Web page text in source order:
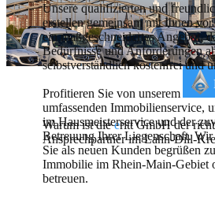
Warum ist dieeritt GmbH der
Ansprechpartner im Lahn-Dill-
Unsere qualifizierten und
erstellen gemeinsam mit Ihnen
ein maßgeschneidertes Angebot,
Bedürfnisse und Anforderungen
selbstverständlich kostenfrei und
Profitieren Sie von unserem
umfassenden Immobilienservice,
im Hausmeisterservice und der
Betreuung Ihrer Liegenschaft. Wir
Sie als neuen Kunden begrüßen
Immobilie im Rhein-Main-Gebiet
betreuen.